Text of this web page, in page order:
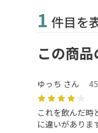
1 件目を
この商
ゆっち さん
これを飲んだ時
に違いがありま